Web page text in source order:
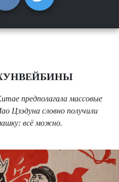
предполагала массовые
Цзэдуна словно получили
всё можно.